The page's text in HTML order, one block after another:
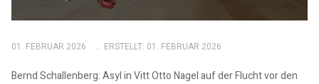
01. FEBRUAR 2026 ERSTELLT: 01. FEBRUAR 2026
Bernd Schallenberg: Asyl in Vitt Otto Nagel auf der Flucht vor den